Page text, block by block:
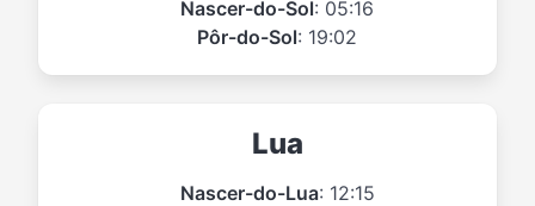
Nascer-do-Sol: 05:16
Pôr-do-Sol: 19:02
Lua
Nascer-do-Lua: 12:15